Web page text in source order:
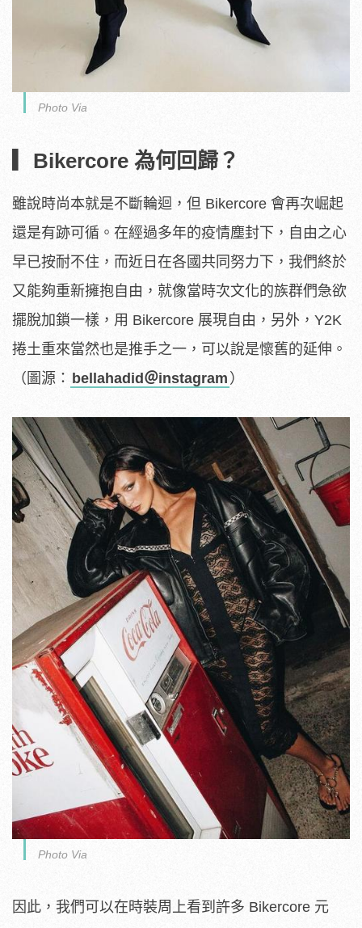
Photo Via
▎Bikercore 為何回歸？
雖說時尚本就是不斷輪迴，但 Bikercore 會再次崛起
還是有跡可循。在經過多年的疫情塵封下，自由之心
早已按耐不住，而近日在各國共同努力下，我們終於
又能夠重新擁抱自由，就像當時次文化的族群們急欲
擺脫加鎖一樣，用 Bikercore 展現自由，另外，Y2K
捲土重來當然也是推手之一，可以說是懷舊的延伸。
（圖源： bellahadid＠instagram ）
Photo Via
因此，我們可以在時裝周上看到許多 Bikercore 元